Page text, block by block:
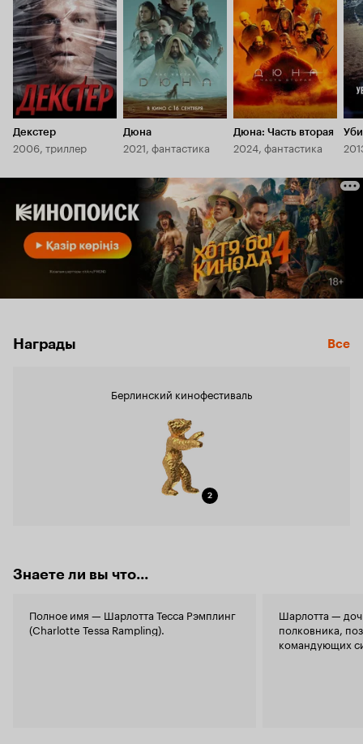
8.3
Декстер
2006, триллер
7.7
Дюна
2021, фантастика
8.2
Дюна: Часть вторая
2024, фантастика
Награды Все
Берлинский кинофестиваль
2
Знаете ли вы что...
Полное имя — Шарлотта Тесса Рэмплинг
(Charlotte Tessa Rampling).
Шарлотта —
полковника,
командующих